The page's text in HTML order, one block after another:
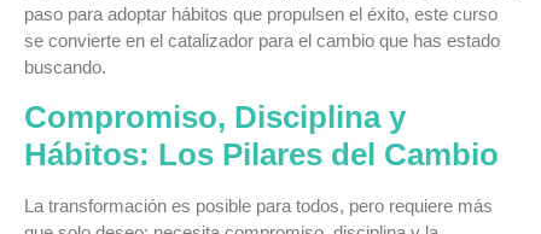
paso para adoptar hábitos que propulsen el éxito, este curso
se convierte en el catalizador para el cambio que has estado
buscando.
Compromiso, Disciplina y
Hábitos: Los Pilares del Cambio
La transformación es posible para todos, pero requiere más